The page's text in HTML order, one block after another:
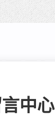
中心